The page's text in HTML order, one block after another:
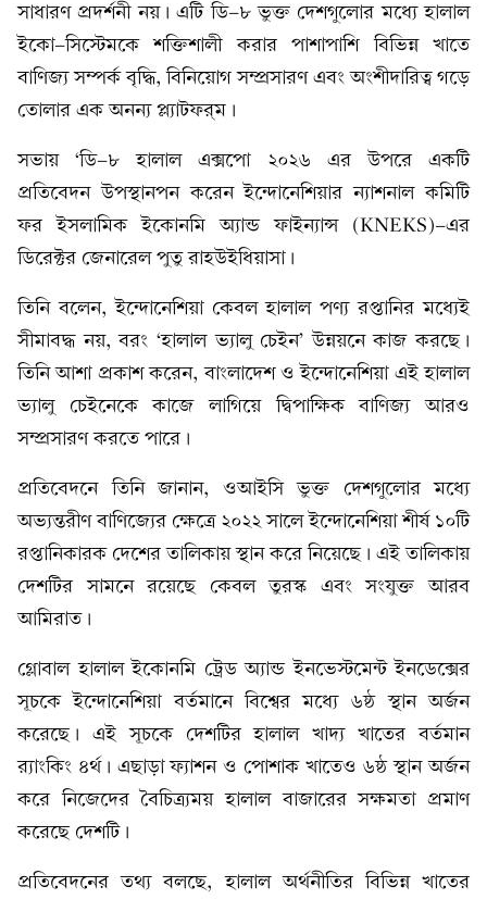
সাধারণ প্রদর্শনী নয়। এটি ডি-৮ ভুক্ত দেশগুলোর মধ্যে হালাল
ইকো-সিস্টেমকে শক্তিশালী করার পাশাপাশি বিভিন্ন খাতে
বাণিজ্য সম্পর্ক বৃদ্ধি, বিনিয়োগ সম্প্রসারণ এবং অংশীদারিত্ব গড়ে
তোলার এক অনন্য প্ল্যাটফর্‌ম।
সভায় ‘ডি-৮ হালাল এক্সপো ২০২৬ এর উপরে একটি
প্রতিবেদন উপস্থানপন করেন ইন্দোনেশিয়ার ন্যাশনাল কমিটি
ফর ইসলামিক ইকোনমি অ্যান্ড ফাইন্যান্স (KNEKS)-এর
ডিরেক্টর জেনারেল পুতু রাহউইধিয়াসা।
তিনি বলেন, ইন্দোনেশিয়া কেবল হালাল পণ্য রপ্তানির মধ্যেই
সীমাবদ্ধ নয়, বরং ‘হালাল ভ্যালু চেইন’ উন্নয়নে কাজ করছে।
তিনি আশা প্রকাশ করেন, বাংলাদেশ ও ইন্দোনেশিয়া এই হালাল
ভ্যালু চেইনেকে কাজে লাগিয়ে দ্বিপাক্ষিক বাণিজ্য আরও
সম্প্রসারণ করতে পারে।
প্রতিবেদনে তিনি জানান, ওআইসি ভুক্ত দেশগুলোর মধ্যে
অভ্যন্তরীণ বাণিজ্যের ক্ষেত্রে ২০২২ সালে ইন্দোনেশিয়া শীর্ষ ১০টি
রপ্তানিকারক দেশের তালিকায় স্থান করে নিয়েছে। এই তালিকায়
দেশটির সামনে রয়েছে কেবল তুরস্ক এবং সংযুক্ত আরব
আমিরাত।
গ্লোবাল হালাল ইকোনমি ট্রেড অ্যান্ড ইনভেস্টমেন্ট ইনডেক্সের
সূচকে ইন্দোনেশিয়া বর্তমানে বিশ্বের মধ্যে ৬ষ্ঠ স্থান অর্জন
করেছে। এই সূচকে দেশটির হালাল খাদ্য খাতের বর্তমান
র‍্যাংকিং ৪র্থ। এছাড়া ফ্যাশন ও পোশাক খাতেও ৬ষ্ঠ স্থান অর্জন
করে নিজেদের বৈচিত্র্যময় হালাল বাজারের সক্ষমতা প্রমাণ
করেছে দেশটি।
প্রতিবেদনের তথ্য বলছে, হালাল অর্থনীতির বিভিন্ন খাতের